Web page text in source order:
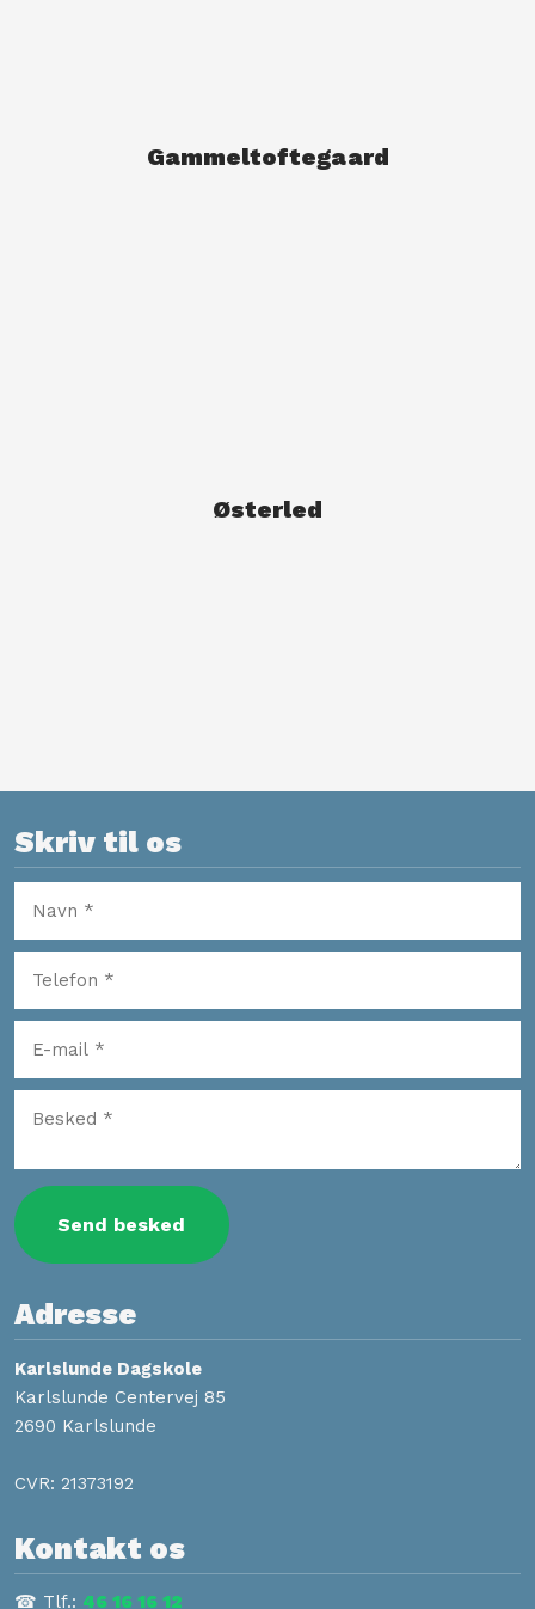
Gammeltoftegaard
Østerled
Skriv til os
Adresse
​Karlslunde Dagskole
Karlslunde Centervej 85
2690 Karlslunde
CVR: 21373192
Kontakt os​
☎ Tlf.: 46 16 16 12